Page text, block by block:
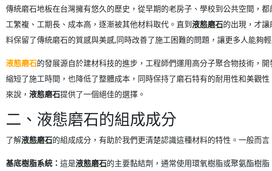
傳統磨石地板在台灣擁有悠久的歷史，從早期的老房子、學校到公共空間，
工繁複、工期長、成本高，逐漸被其他材料取代。直到液態磨石的出現，才
料保留了傳統磨石的質感與美感,同時改善了施工困難的問題，讓更多人能夠
液態磨石的發展源自於建材科技的進步，工程師們運用高分子聚合物技術，
縮短了施工時間，也降低了整體成本，同時保持了磨石特有的耐用性和美觀
來說， 液態磨石提供了一個絕佳的選擇。
二、液態磨石的組成成分
了解液態磨石的組成成分，有助於我們更清楚認識這種材料的特性。一般而言
基底樹脂系統： 這是液態磨石的主要黏結劑，通常使用環氧樹脂或聚氨酯樹